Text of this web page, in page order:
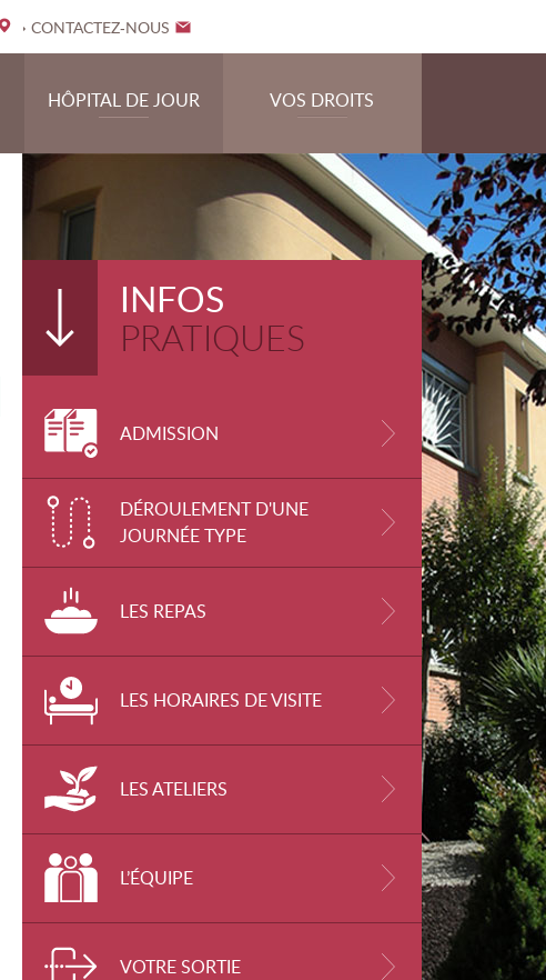
CONTACTEZ-NOUS
HÔPITAL DE JOUR
PRÉSENTATION DE L'HÔPITAL DE JOUR
L'ÉQUIPE PLURIDISCIPLINAIRE
VOS DROITS
INFOS
PRATIQUES
ADMISSION
DÉROULEMENT D'UNE
JOURNÉE TYPE
LES REPAS
LES HORAIRES DE VISITE
LES ATELIERS
L’ÉQUIPE
VOTRE SORTIE